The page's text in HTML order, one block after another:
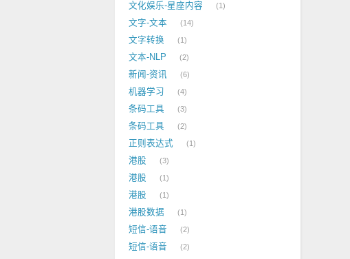
文化娱乐-星座内容 1
文字-文本 14
文字转换 1
文本-NLP 2
新闻-资讯 6
机器学习 4
条码工具 3
条码工具 2
正则表达式 1
港股 3
港股 1
港股 1
港股数据 1
短信-语音 2
短信-语音 2